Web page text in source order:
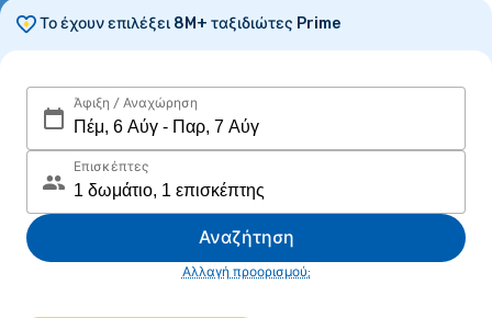
Το έχουν επιλέξει 8M+ ταξιδιώτες Prime
Άφιξη / Αναχώρηση
Επισκέπτες
Αναζήτηση
Αλλαγή προορισμού;